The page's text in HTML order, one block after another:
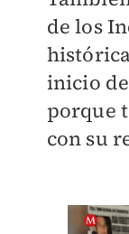
de los
inicio
porque
con su